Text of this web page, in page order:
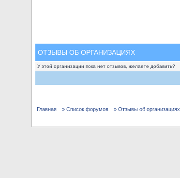
ОТЗЫВЫ ОБ ОРГАНИЗАЦИЯХ
У этой организации пока нет отзывов, желаете добавить?
Главная » Список форумов » Отзывы об организациях